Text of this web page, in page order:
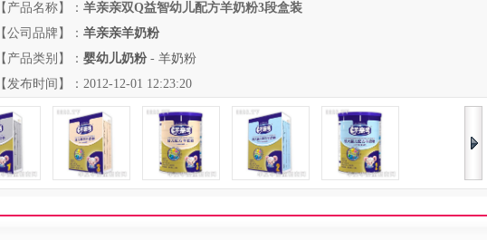
【产品名称】： 羊亲亲双Q益智幼儿配方羊奶粉3段盒装
【公司品牌】： 羊亲亲羊奶粉
【产品类别】： 婴幼儿奶粉- 羊奶粉
【发布时间】：2012-12-01 12:23:20